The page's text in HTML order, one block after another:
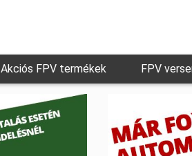
Akciós FPV termékek FPV